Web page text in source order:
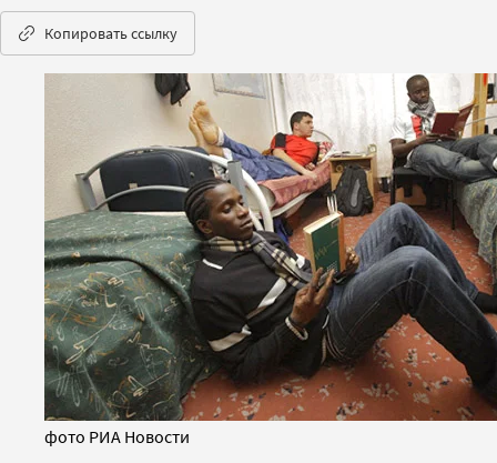
Копировать ссылку
фото РИА Новости